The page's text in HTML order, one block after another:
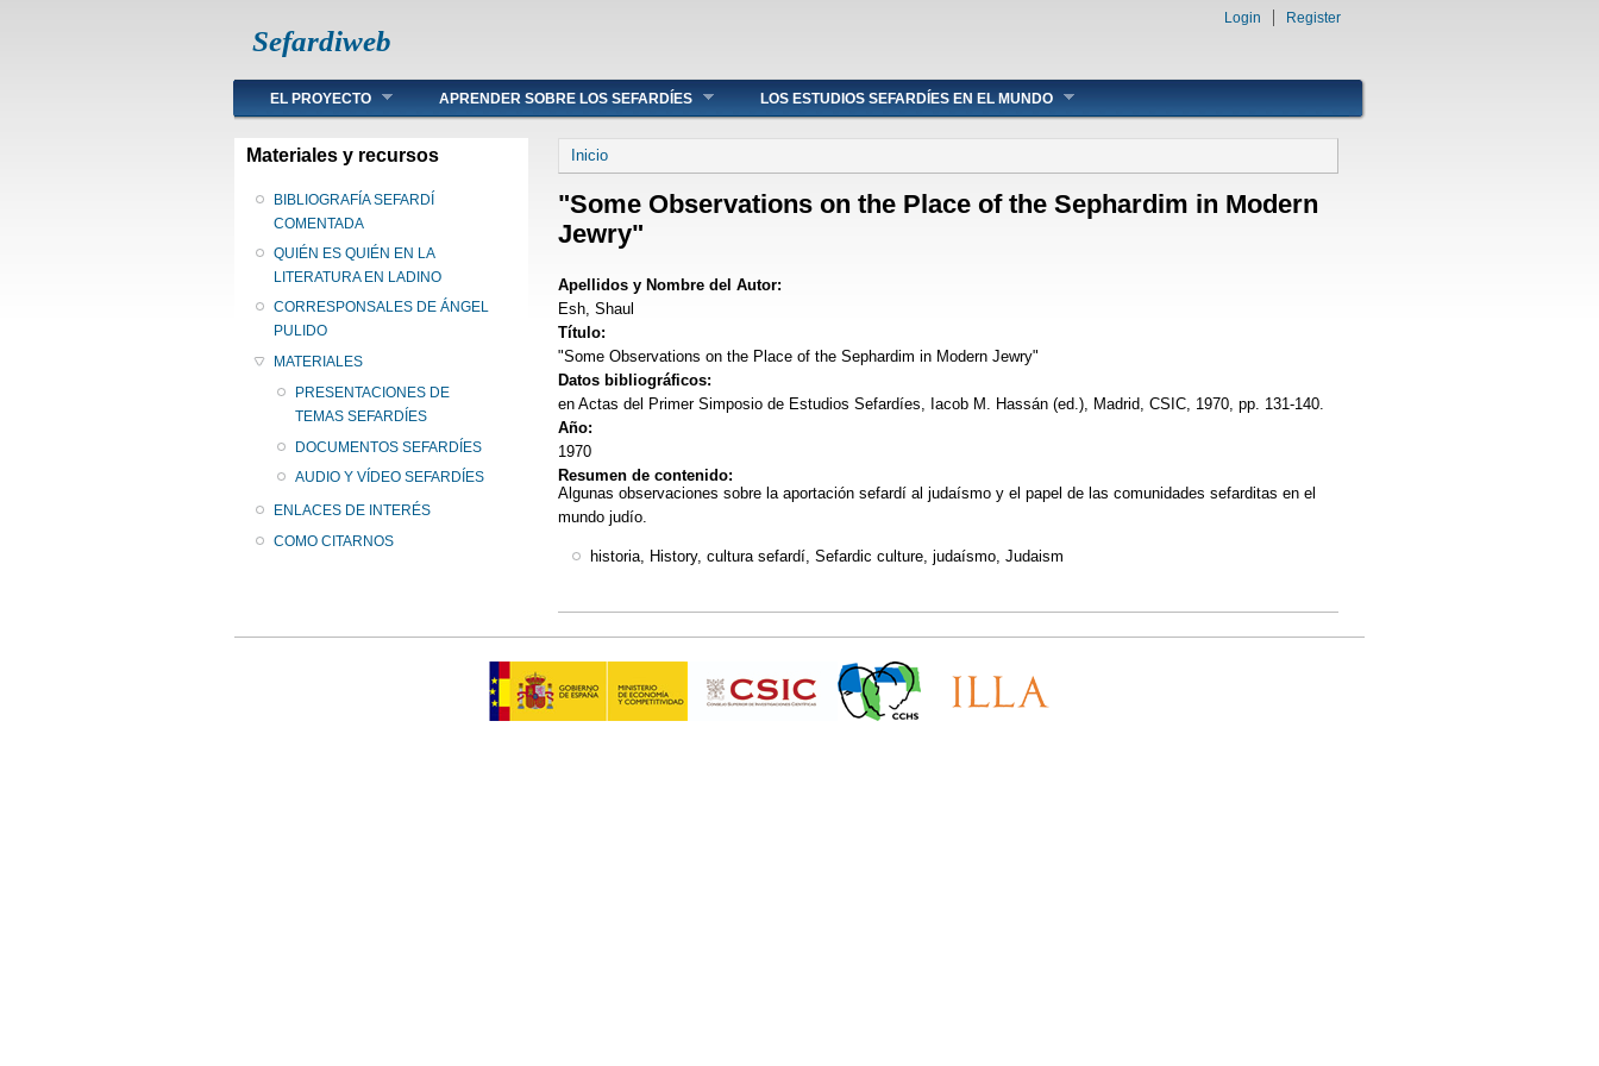
Sefardiweb
Login Register
Main menu
EL PROYECTO APRENDER SOBRE LOS SEFARDÍES LOS ESTUDIOS SEFARDÍES EN EL MUNDO
Materiales y recursos
BIBLIOGRAFÍA SEFARDÍ
COMENTADA
QUIÉN ES QUIÉN EN LA
LITERATURA EN LADINO
CORRESPONSALES DE ÁNGEL
PULIDO
MATERIALES
PRESENTACIONES DE
TEMAS SEFARDÍES
DOCUMENTOS SEFARDÍES
AUDIO Y VÍDEO SEFARDÍES
ENLACES DE INTERÉS
COMO CITARNOS
Se encuentra usted aquí
Inicio
"Some Observations on the Place of the Sephardim in Modern
Jewry"
Apellidos y Nombre del Autor:
Esh, Shaul
Título:
"Some Observations on the Place of the Sephardim in Modern Jewry"
Datos bibliográficos:
en Actas del Primer Simposio de Estudios Sefardíes, Iacob M. Hassán (ed.), Madrid, CSIC, 1970, pp. 131-140.
Año:
1970
Resumen de contenido:
Algunas observaciones sobre la aportación sefardí al judaísmo y el papel de las comunidades sefarditas en el
mundo judío.
historia, History, cultura sefardí, Sefardic culture, judaísmo, Judaism